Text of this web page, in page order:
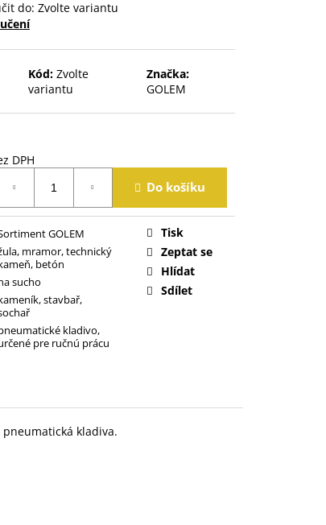
do: Zvolte variantu
Kód: Zvolte
variantu
Značka:
GOLEM
DPH
Do košíku
GOLEM
mramor, technický
betón
sucho
stavbař,
kladivo,
pre ručnú prácu
Tisk
Zeptat se
Hlídat
Sdílet
kladiva.